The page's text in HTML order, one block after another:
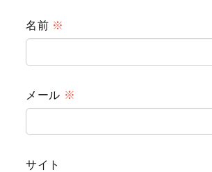
名前 ※
メール ※
サイト